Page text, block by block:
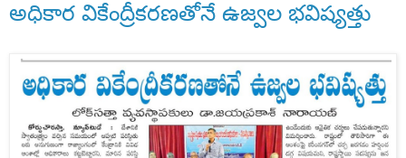
అధికార వికేంద్రీకరణతోనే ఉజ్వల భవిష్యత్తు